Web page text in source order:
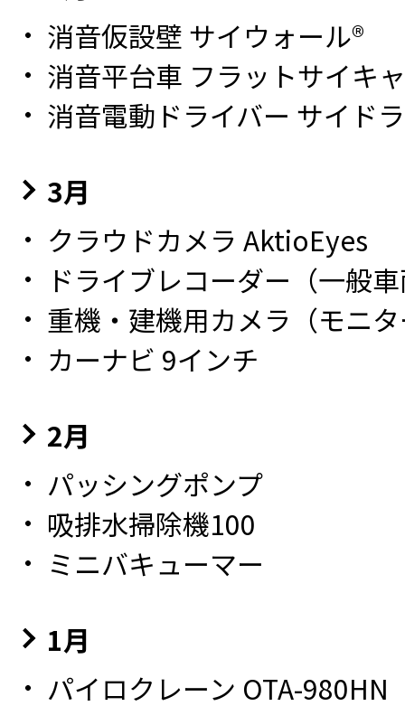
消音仮設壁 サイウォール®
消音平台車 フラットサイキ
消音電動ドライバー サイド
3月
クラウドカメラ AktioEyes
ドライブレコーダー（一般
重機・建機用カメラ（モニ
カーナビ 9インチ
2月
パッシングポンプ
吸排水掃除機100
ミニバキューマー
1月
パイロクレーン OTA-980HN